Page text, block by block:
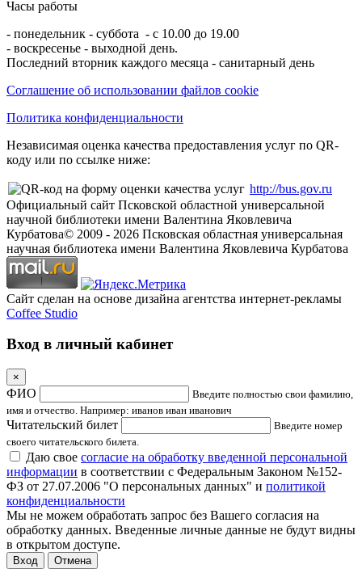
Часы работы
- понедельник - суббота - с 10.00 до 19.00
- воскресенье - выходной день.
Последний вторник каждого месяца - санитарный день
Соглашение об использовании файлов cookie
Политика конфиденциальности
Независимая оценка качества предоставления услуг по QR-
коду или по ссылке ниже:
http://bus.gov.ru
Официальный сайт Псковской областной универсальной
научной библиотеки имени Валентина Яковлевича
Курбатова© 2009 - 2026 Псковская областная универсальная
научная библиотека имени Валентина Яковлевича Курбатова
Сайт сделан на основе дизайна агентства интернет-рекламы
Coffee Studio
Вход в личный кабинет
×
ФИО
Введите полностью свои фамилию,
имя и отчество. Например: иванов иван иванович
Читательский билет
Введите номер
своего читательского билета.
Даю свое согласие на обработку введенной персональной
информации в соответствии с Федеральным Законом №152-
ФЗ от 27.07.2006 "О персональных данных" и политикой
конфиденциальности
Мы не можем обработать запрос без Вашего согласия на
обработку данных. Введенные личные данные не будут видны
в открытом доступе.
Отмена